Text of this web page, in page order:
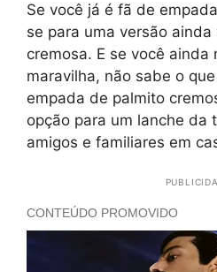
Se você já é fã de
se para uma versão
cremosa. E se você ainda
maravilha, não sabe o
empada de palmito
opção para um lanche da
amigos e familiares em